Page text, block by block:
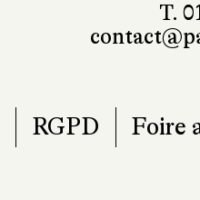
T.
RGPD Foire